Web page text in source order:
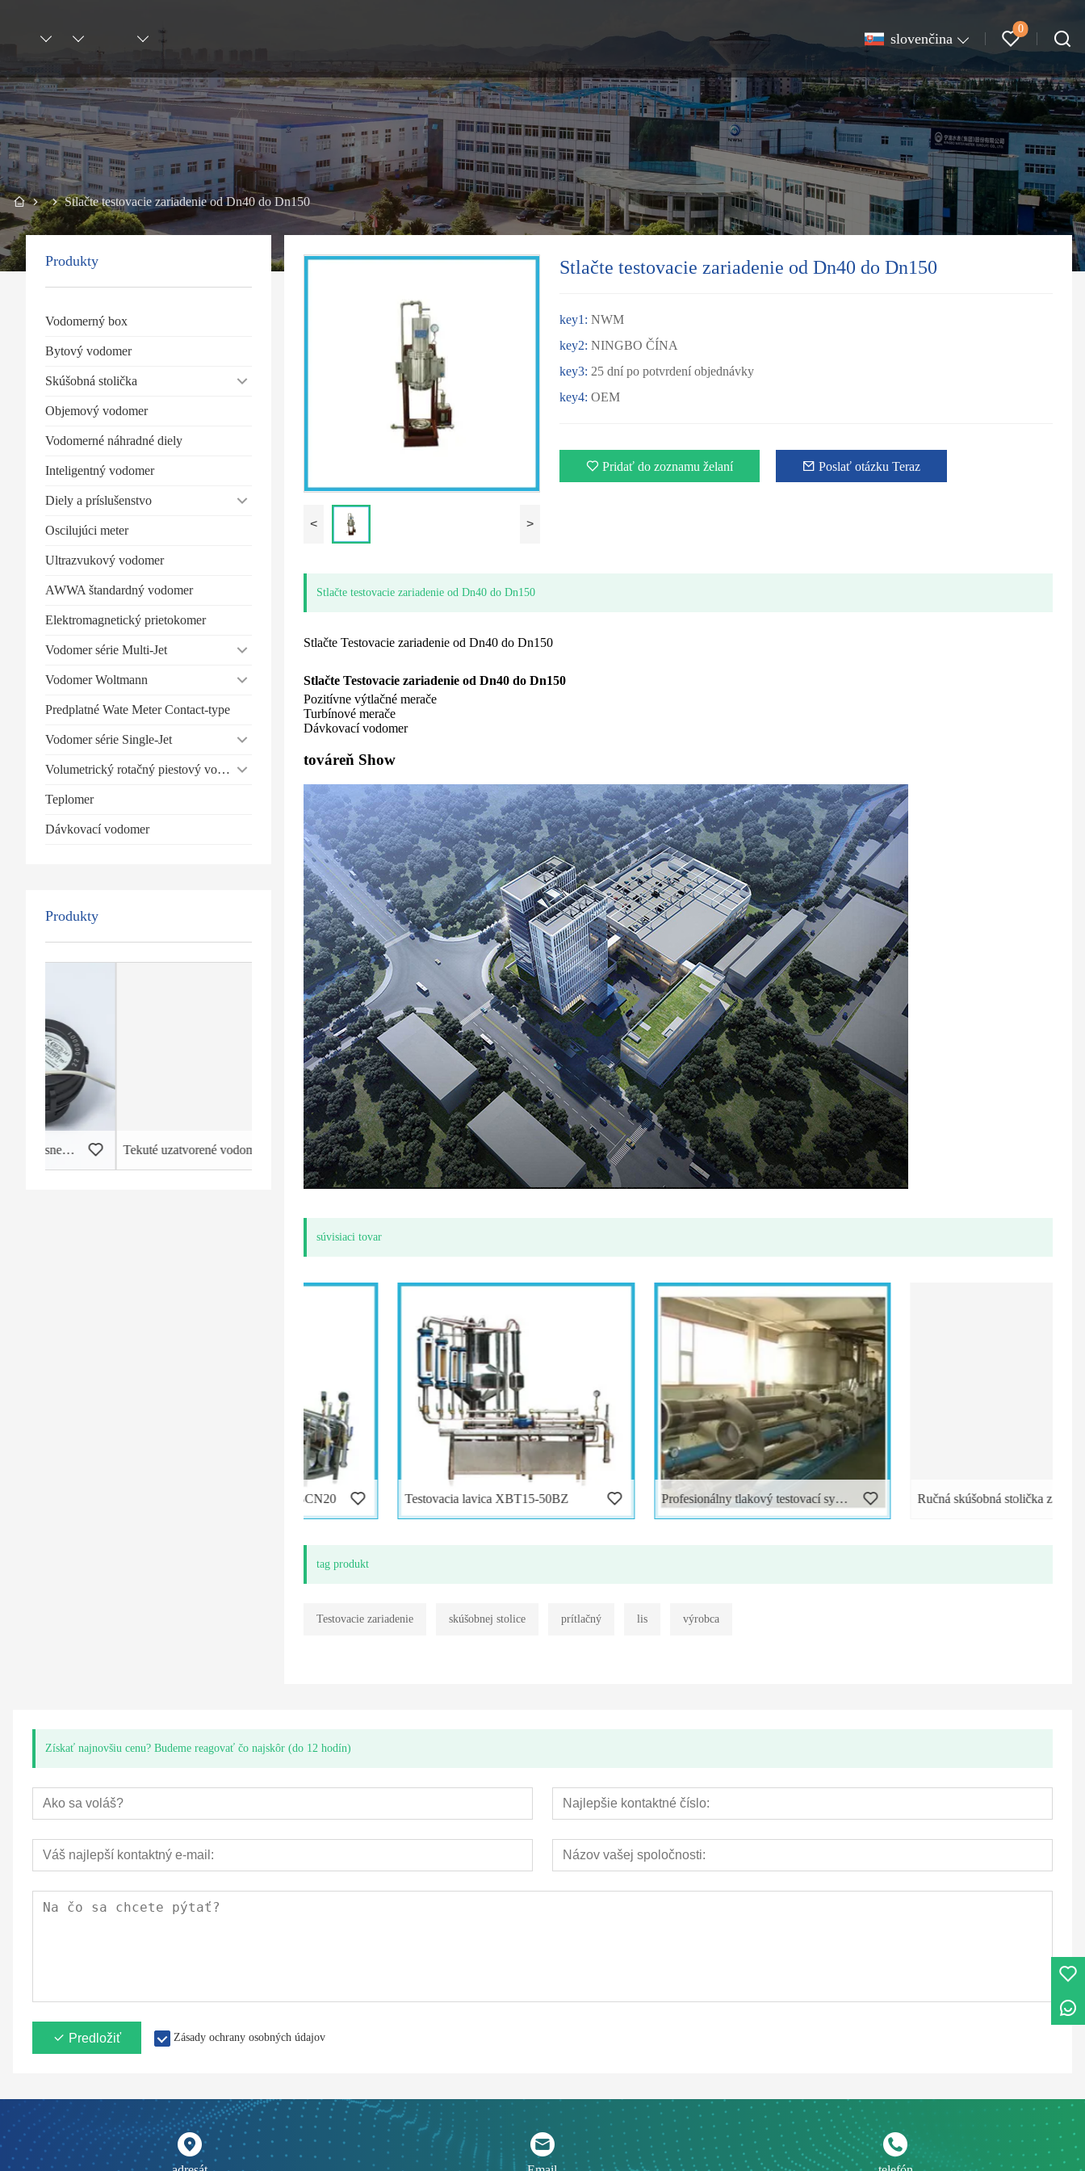
slovenčina
0
Stlačte testovacie zariadenie od Dn40 do Dn150
Produkty
Vodomerný box
Bytový vodomer
Skúšobná stolička
Objemový vodomer
Vodomerné náhradné diely
Inteligentný vodomer
Diely a príslušenstvo
Oscilujúci meter
Ultrazvukový vodomer
AWWA štandardný vodomer
Elektromagnetický prietokomer
Vodomer série Multi-Jet
Vodomer Woltmann
Predplatné Wate Meter Contact-type
Vodomer série Single-Jet
Volumetrický rotačný piestový vodomer
Teplomer
Dávkovací vodomer
Produkty
Tekuté uzatvorené vodomery Plastové teleso Plastový rotačný piestový vodomer Ekonomická multi jet suchý typ vodomeru (ITRON modelu) Objemový ultrazvukový vodomer
< >
Stlačte testovacie zariadenie od Dn40 do Dn150
key1: NWM
key2: NINGBO ČÍNA
key3: 25 dní po potvrdení objednávky
key4: OEM
Pridať do zoznamu želaní Poslať otázku Teraz
Stlačte testovacie zariadenie od Dn40 do Dn150
Stlačte Testovacie zariadenie od Dn40 do Dn150
Stlačte Testovacie zariadenie od Dn40 do Dn150
Pozitívne výtlačné merače
Turbínové merače
Dávkovací vodomer
továreň Show
súvisiaci tovar
Testovacia lavica XBT15-50BZ Profesionálny tlakový testovací systém hromadného meracieho stanovišťa Ručná skúšobná stolička z nerezovej ocele
tag produkt
Testovacie zariadenie skúšobnej stolice prítlačný lis výrobca
Získať najnovšiu cenu? Budeme reagovať čo najskôr (do 12 hodín)
Predložiť Zásady ochrany osobných údajov